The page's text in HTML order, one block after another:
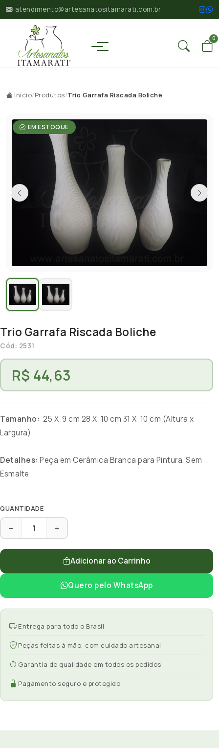
atendimento@artesanatositamarati.com.br
0
Início/Produtos/Trio Garrafa Riscada Boliche
EM ESTOQUE
Trio Garrafa Riscada Boliche
Cód: 2531
R$ 44,63
Tamanho: 25 X 9 cm 28 X 10 cm 31 X 10 cm (Altura x
Largura)
Detalhes: Peça em Cerâmica Branca para Pintura. Sem
Esmalte
QUANTIDADE
Adicionar ao Carrinho
Quero pelo WhatsApp
Entrega para todo o Brasil
Peças feitas à mão, com cuidado artesanal
Garantia de qualidade em todos os pedidos
Pagamento seguro e protegido